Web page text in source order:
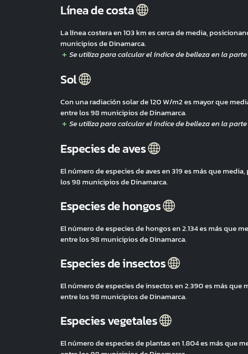
Línea de costa
La línea costera en 103 km es cerca de media,
municipios de Dinamarca.
Sol
Con una radiación solar de 120 W/m2 es mayor que
entre los 98 municipios de Dinamarca.
Especies de aves
El número de especies de aves en 319 es más que
los 98 municipios de Dinamarca.
Especies de hongos
El número de especies de hongos en 2.134 es más que
entre los 98 municipios de Dinamarca.
Especies de insectos
El número de especies de insectos en 2.390 es más
entre los 98 municipios de Dinamarca.
Especies vegetales
El número de especies de plantas en 1.804 es más que